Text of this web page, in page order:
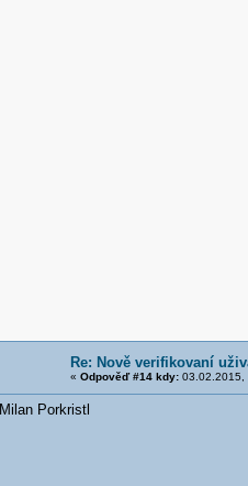
Re: Nově verifikovaní
« Odpověď #14 kdy:03.02.2015,
Milan Porkristl